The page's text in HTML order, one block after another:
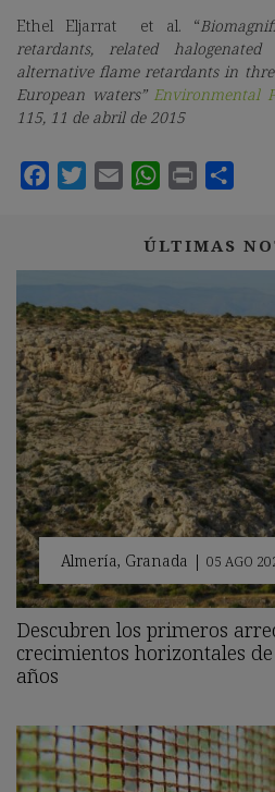
Ethel Eljarrat et al. “
retardants, related
alternative flame retardants in
European waters” Environmental
115, 11 de abril de 2015
ÚLTIMAS
Almería, Granada | 05 AGO
Descubren los primeros
crecimientos horizontales
años